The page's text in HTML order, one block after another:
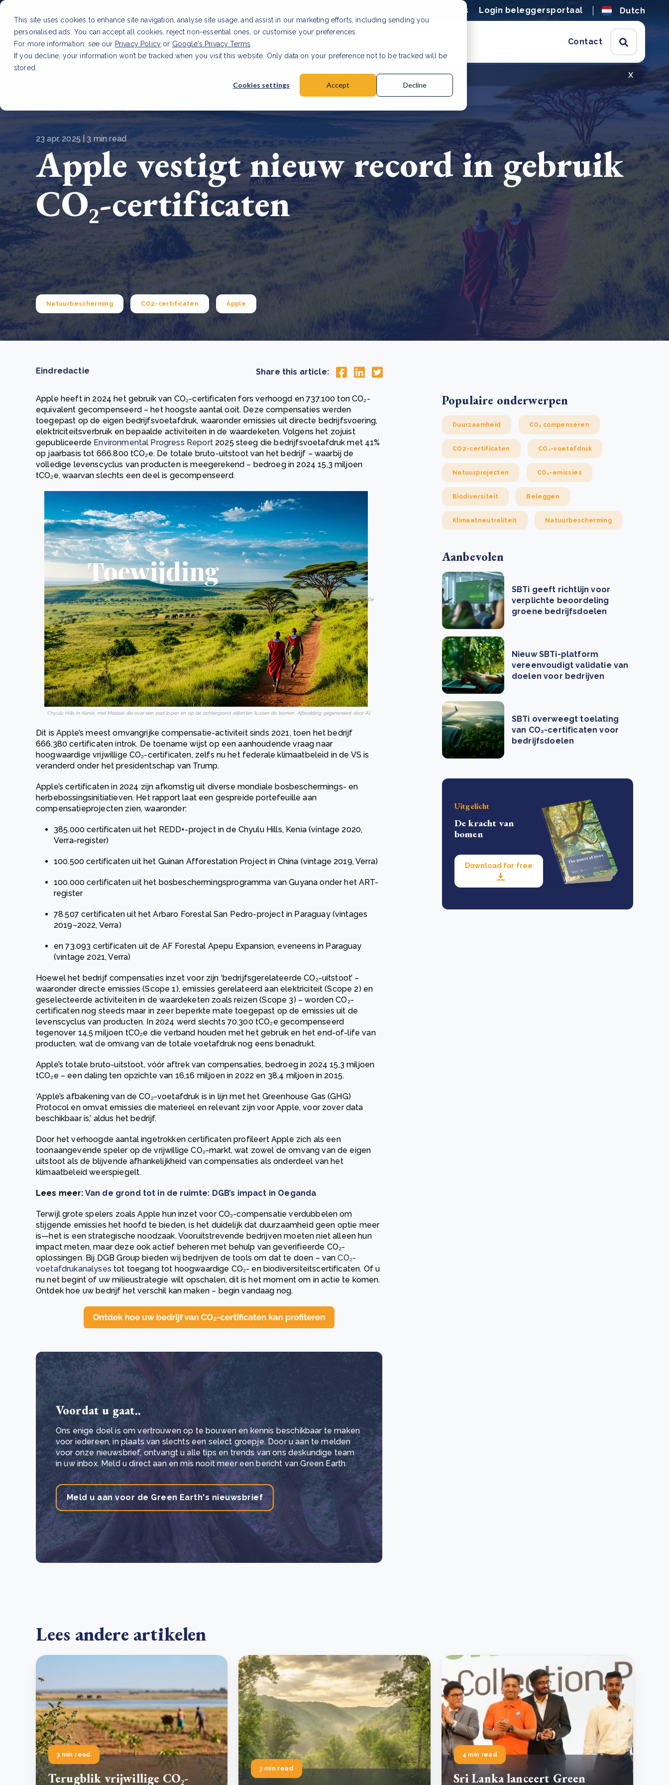
This site uses cookies to enhance site navigation, analyse site usage, and assist in our marketing efforts, including sending you
personalised ads. You can accept all cookies, reject non-essential ones, or customise your preferences.
For more information, see our Privacy Policy or Google's Privacy Terms
If you decline, your information won’t be tracked when you visit this website. Only data on your preference not to be tracked will be
stored.
Cookies settings Accept Decline
Vacatures Login beleggersportaal Dutch
Diensten & Producten Contact
Green Wheels: transformerende stap voor
Drie stappen die het herstel van Kenia’s bossen
versnellen
De basis leggen voor het Sauki Cookstove Nigeria
CSRD en uw positie als leverancier: wat verandert er
Lees meer
Wat is een ecologische voetafdruk en hoe verkleint u
CSRD voor het mkb: maak van dataverzoeken een
concurrentievoordeel
x
CSRD en uw positie als leverancier: wat verandert er in 2026?Lees artikel
23 apr, 2025 | 3 min read
Apple vestigt nieuw record in gebruik
CO₂-certificaten
Natuurbescherming CO2-certificaten Apple
Eindredactie Share this article:
Apple heeft in 2024 het gebruik van CO₂-certificaten fors verhoogd en 737.100 ton CO₂-
equivalent gecompenseerd – het hoogste aantal ooit. Deze compensaties werden
toegepast op de eigen bedrijfsvoetafdruk, waaronder emissies uit directe bedrijfsvoering,
elektriciteitsverbruik en bepaalde activiteiten in de waardeketen. Volgens het zojuist
gepubliceerde Environmental Progress Report2025 steeg die bedrijfsvoetafdruk met 41%
op jaarbasis tot 666.800 tCO₂e. De totale bruto-uitstoot van het bedrijf – waarbij de
volledige levenscyclus van producten is meegerekend – bedroeg in 2024 15,3 miljoen
tCO₂e, waarvan slechts een deel is gecompenseerd.
De
Chyulu Hills in Kenia, met Maasai die over een pad lopen en op de achtergrond olifanten tussen de bomen. Afbeelding gegenereerd door AI.
Dit is Apple’s meest omvangrijke compensatie-activiteit sinds 2021, toen het bedrijf
666.380 certificaten introk. De toename wijst op een aanhoudende vraag naar
hoogwaardige vrijwillige CO₂-certificaten, zelfs nu het federale klimaatbeleid in de VS is
veranderd onder het presidentschap van Trump.
Apple’s certificaten in 2024 zijn afkomstig uit diverse mondiale bosbeschermings- en
herbebossingsinitiatieven. Het rapport laat een gespreide portefeuille aan
compensatieprojecten zien, waaronder:
385.000 certificaten uit het REDD+-project in de Chyulu Hills, Kenia (vintage 2020,
Verra-register)
100.500 certificaten uit het Guinan Afforestation Project in China (vintage 2019, Verra)
100.000 certificaten uit het bosbeschermingsprogramma van Guyana onder het ART-
register
78.507 certificaten uit het Arbaro Forestal San Pedro-project in Paraguay (vintages
2019–2022, Verra)
en 73.093 certificaten uit de AF Forestal Apepu Expansion, eveneens in Paraguay
(vintage 2021, Verra)
Hoewel het bedrijf compensaties inzet voor zijn ‘bedrijfsgerelateerde CO₂-uitstoot’ –
waaronder directe emissies (Scope 1), emissies gerelateerd aan elektriciteit (Scope 2) en
geselecteerde activiteiten in de waardeketen zoals reizen (Scope 3) – worden CO₂-
certificaten nog steeds maar in zeer beperkte mate toegepast op de emissies uit de
levenscyclus van producten. In 2024 werd slechts 70.300 tCO₂e gecompenseerd
tegenover 14,5 miljoen tCO₂e die verband houden met het gebruik en het end-of-life van
producten, wat de omvang van de totale voetafdruk nog eens benadrukt.
Apple’s totale bruto-uitstoot, vóór aftrek van compensaties, bedroeg in 2024 15,3 miljoen
tCO₂e – een daling ten opzichte van 16,16 miljoen in 2022 en 38,4 miljoen in 2015.
‘Apple’s afbakening van de CO₂-voetafdruk is in lijn met het Greenhouse Gas (GHG)
Protocol en omvat emissies die materieel en relevant zijn voor Apple, voor zover data
beschikbaar is,’ aldus het bedrijf.
Door het verhoogde aantal ingetrokken certificaten profileert Apple zich als een
toonaangevende speler op de vrijwillige CO₂-markt, wat zowel de omvang van de eigen
uitstoot als de blijvende afhankelijkheid van compensaties als onderdeel van het
klimaatbeleid weerspiegelt.
Lees meer: Van de grond tot in de ruimte: DGB’s impact in Oeganda
Terwijl grote spelers zoals Apple hun inzet voor CO₂-compensatie verdubbelen om
stijgende emissies het hoofd te bieden, is het duidelijk dat duurzaamheid geen optie meer
is—het is een strategische noodzaak. Vooruitstrevende bedrijven moeten niet alleen hun
impact meten, maar deze ook actief beheren met behulp van geverifieerde CO₂-
oplossingen. Bij DGB Group bieden wij bedrijven de tools om dat te doen – vanCO₂-
voetafdrukanalyses tot toegang tot hoogwaardige CO₂- en biodiversiteitscertificaten. Of u
nu net begint of uw milieustrategie wilt opschalen, dit is het moment om in actie te komen.
Ontdek hoe uw bedrijf het verschil kan maken – begin vandaag nog.
Voordat u gaat..
Ons enige doel is om vertrouwen op te bouwen en kennis beschikbaar te maken
voor iedereen, in plaats van slechts een select groepje. Door u aan te melden
voor onze nieuwsbrief, ontvangt u alle tips en trends van ons deskundige team
in uw inbox. Meld u direct aan en mis nooit meer een bericht van Green Earth.
Meld u aan voor de Green Earth's nieuwsbrief
Populaire onderwerpen
Duurzaamheid CO₂ compenseren
CO2-certificaten CO₂-voetafdruk
Natuurprojecten CO₂-emissies
Biodiversiteit Beleggen
Klimaatneutraliteit Natuurbescherming
Aanbevolen
SBTi geeft richtlijn voor
verplichte beoordeling
groene bedrijfsdoelen
Nieuw SBTi-platform
vereenvoudigt validatie van
doelen voor bedrijven
SBTi overweegt toelating
van CO₂-certificaten voor
bedrijfsdoelen
Uitgelicht
De kracht van
bomen
Download for free
Lees andere artikelen
3 min read
Terugblik vrijwillige CO₂-
3 min read
4 min read
Sri Lanka lanceert Green